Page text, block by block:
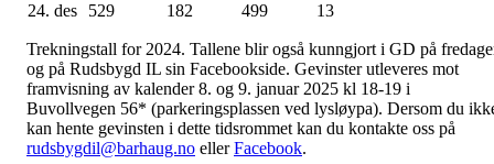
24. des
529 182 499 13
Trekningstall for 2024. Tallene blir også kunngjort i GD på
og på Rudsbygd IL sin Facebookside. Gevinster utleveres mot
framvisning av kalender 8. og 9. januar 2025 kl 18-19 i
Buvollvegen 56* (parkeringsplassen ved lysløypa). Dersom du
kan hente gevinsten i dette tidsrommet kan du kontakte oss på
rudsbygdil@barhaug.no ellerFacebook.